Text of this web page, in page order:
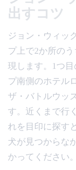
出すコツ
ジョン・ウィッ
プ上で2か所の
現します。1つ
プ南側のホテル
ザ・バトルウッ
す。近くまで行
れを目印に探す
犬が見つからな
かってください。